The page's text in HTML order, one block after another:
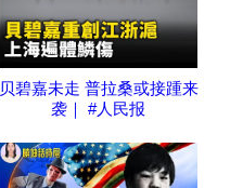
贝碧嘉未走 普拉桑或接踵来
袭｜ #人民报